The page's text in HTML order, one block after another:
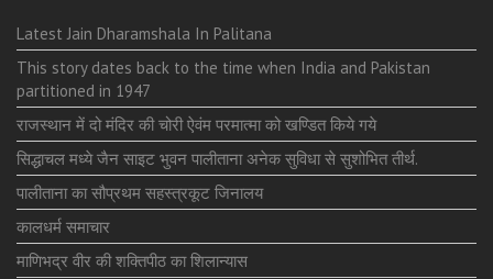
Latest Jain Dharamshala In Palitana
This story dates back to the time when India and Pakistan
partitioned in 1947
राजस्थान में दो मंदिर की चोरी ऐवंम परमात्मा को खण्डित किये गये
सिद्धाचल मध्ये जैन साइट भुवन पालीताना अनेक सुविधा से सुशोभित तीर्थ.
पालीताना का सौप्रथम सहस्त्रकूट जिनालय
कालधर्म समाचार
माणिभद्र वीर की शक्तिपीठ का शिलान्यास